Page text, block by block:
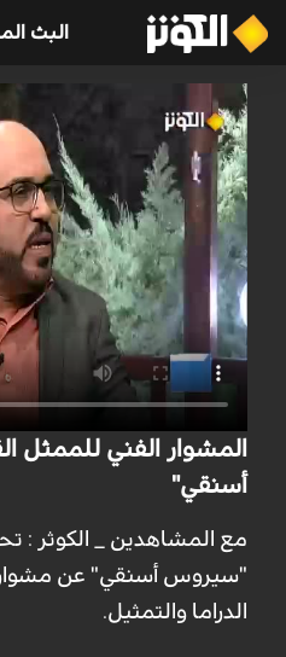
البث
المشوار الفني للممثل
أسنقي"
مع المشاهدين _ الكوثر :
"سيروس أسنقي" عن
الدراما والتمثيل.